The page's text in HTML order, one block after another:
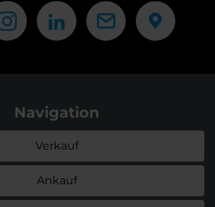
Navigation
Verkauf
Ankauf